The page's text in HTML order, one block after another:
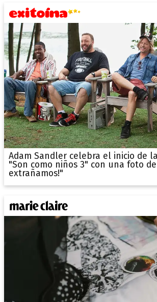
Adam Sandler celebra el inicio de
"Son como niños 3" con una foto
extrañamos!"